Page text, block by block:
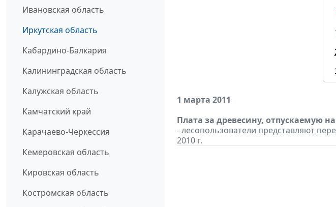
Ивановская область
Иркутская область
Кабардино-Балкария
Калининградская область
Калужская область
Камчатский край
Карачаево-Черкессия
Кемеровская область
Кировская область
Костромская область
1 марта 2011
Плата за древесину, отпускаемую
- лесопользователи представляют
2010 г.